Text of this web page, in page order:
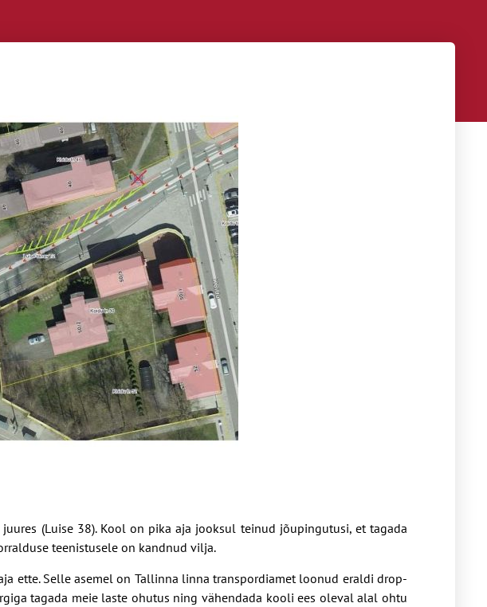
(Luise 38). Kool on pika aja jooksul teinud jõupingutusi, et tagada
teenistusele on kandnud vilja.
ette. Selle asemel on Tallinna linna transpordiamet loonud eraldi drop-
tagada meie laste ohutus ning vähendada kooli ees oleval alal ohtu